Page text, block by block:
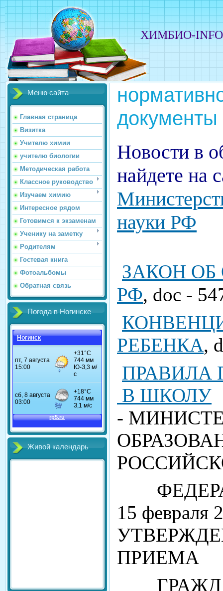
ХИМБИО-
Меню сайта
Главная страница
Визитка
Учителю химии
учителю биологии
Методическая работа
Классное руководство
Изучаем химию
Интересное рядом
Готовимся к экзаменам
Ученику на заметку
Родителям
Гостевая книга
Фотоальбомы
Обратная связь
Погода в Ногинске
Ногинск
Живой календарь
документы
Новости в
найдете на
науки РФ
ЗАКОН ОБ
РФ, doc -
РЕБЕНКА,
ПРАВИЛА
В ШКОЛУ
-
15 февраля
ПРИЕМА